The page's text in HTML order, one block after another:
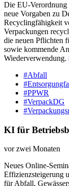
Die EU-Verordnung
neue Vorgaben zu
Recyclingfähigkeit
Verpackungen
die neuen Pflichten
sowie kommende
Wiederverwendung.
#Abfall
#PPWR
#VerpackDG
KI für
vor zwei Monaten
Neues Online-
Effizienzsteigerung
für Abfall,